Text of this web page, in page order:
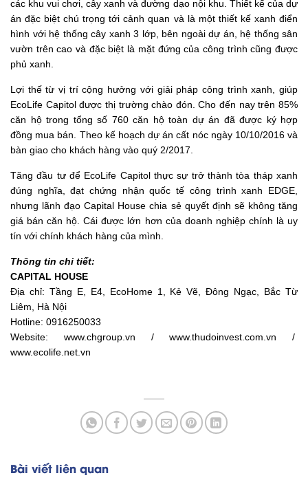
các khu vui chơi, cây xanh và đường dạo nội khu. Thiết kế của dự
án đặc biệt chú trọng tới cảnh quan và là một thiết kế xanh điển
hình với hệ thống cây xanh 3 lớp, bên ngoài dự án, hệ thống sân
vườn trên cao và đặc biệt là mặt đứng của công trình cũng được
phủ xanh.
Lợi thế từ vị trí cộng hưởng với giải pháp công trình xanh, giúp
EcoLife Capitol được thị trường chào đón. Cho đến nay trên 85%
căn hộ trong tổng số 760 căn hộ toàn dự án đã được ký hợp
đồng mua bán. Theo kế hoạch dự án cất nóc ngày 10/10/2016 và
bàn giao cho khách hàng vào quý 2/2017.
Tăng đầu tư để EcoLife Capitol thực sự trở thành tòa tháp xanh
đúng nghĩa, đạt chứng nhận quốc tế công trình xanh EDGE,
nhưng lãnh đạo Capital House chia sẻ quyết định sẽ không tăng
giá bán căn hộ. Cái được lớn hơn của doanh nghiệp chính là uy
tín với chính khách hàng của mình.
Thông tin chi tiết:
CAPITAL HOUSE
Địa chỉ: Tầng E, E4, EcoHome 1, Kẻ Vẽ, Đông Ngạc, Bắc Từ
Liêm, Hà Nội
Hotline: 0916250033
Website: www.chgroup.vn /www.thudoinvest.com.vn /
www.ecolife.net.vn
Bài viết liên quan